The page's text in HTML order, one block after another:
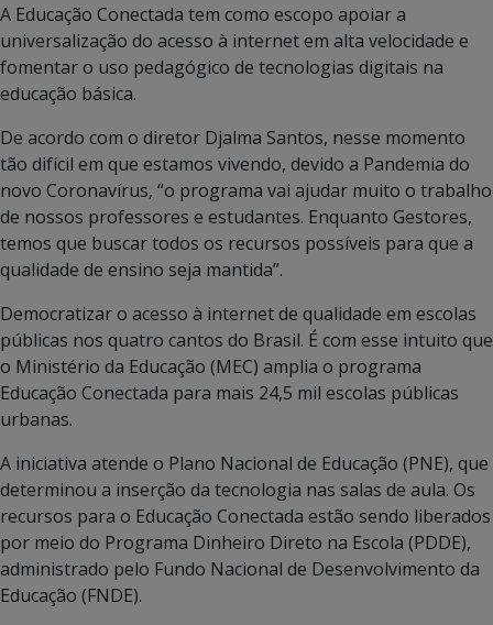
A Educação Conectada tem como escopo apoiar a
universalização do acesso à internet em alta velocidade e
fomentar o uso pedagógico de tecnologias digitais na
educação básica.
De acordo com o diretor Djalma Santos, nesse momento
tão difícil em que estamos vivendo, devido a Pandemia do
novo Coronavírus, “o programa vai ajudar muito o trabalho
de nossos professores e estudantes. Enquanto Gestores,
temos que buscar todos os recursos possíveis para que a
qualidade de ensino seja mantida”.
Democratizar o acesso à internet de qualidade em escolas
públicas nos quatro cantos do Brasil. É com esse intuito que
o Ministério da Educação (MEC) amplia o programa
Educação Conectada para mais 24,5 mil escolas públicas
urbanas.
A iniciativa atende o Plano Nacional de Educação (PNE), que
determinou a inserção da tecnologia nas salas de aula. Os
recursos para o Educação Conectada estão sendo liberados
por meio do Programa Dinheiro Direto na Escola (PDDE),
administrado pelo Fundo Nacional de Desenvolvimento da
Educação (FNDE).